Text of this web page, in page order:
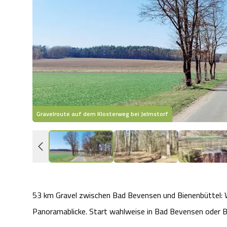
Gravelroute auf dem Klosterweg bei Jelmstorf
53 km Gravel zwischen Bad Bevensen und
Panoramablicke. Start wahlweise in Bad Bevensen oder